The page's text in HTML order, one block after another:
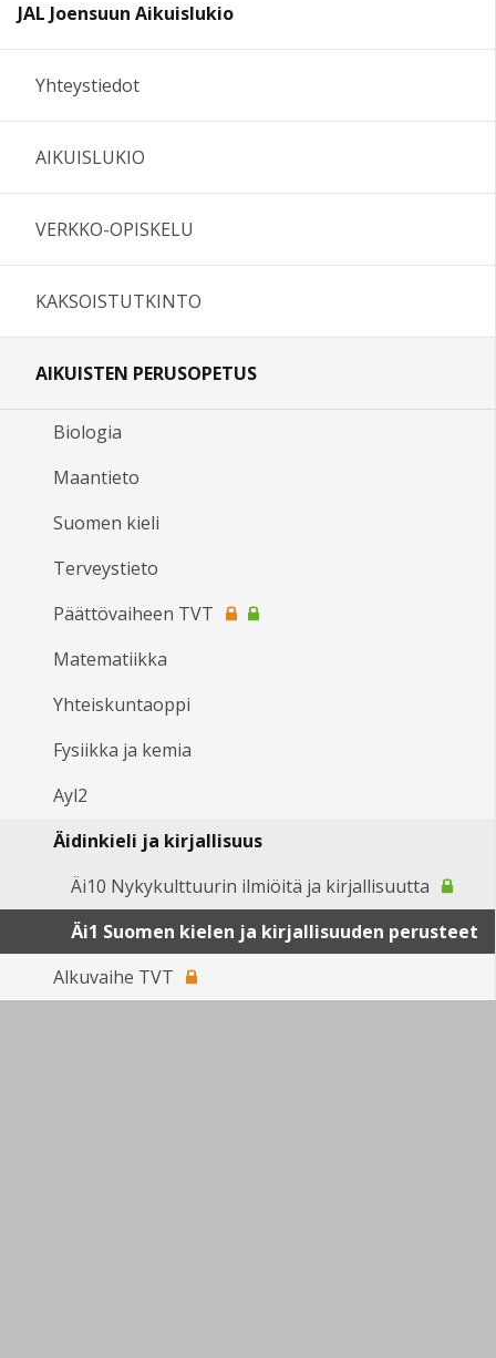
JAL Joensuun Aikuislukio
Yhteystiedot
AIKUISLUKIO
VERKKO-OPISKELU
KAKSOISTUTKINTO
AIKUISTEN PERUSOPETUS
Biologia
Maantieto
Suomen kieli
Terveystieto
Päättövaiheen TVT
Matematiikka
Yhteiskuntaoppi
Fysiikka ja kemia
Ayl2
Äidinkieli ja kirjallisuus
Äi10 Nykykulttuurin ilmiöitä ja kirjallisuutta
Äi1 Suomen kielen ja kirjallisuuden perusteet
Alkuvaihe TVT